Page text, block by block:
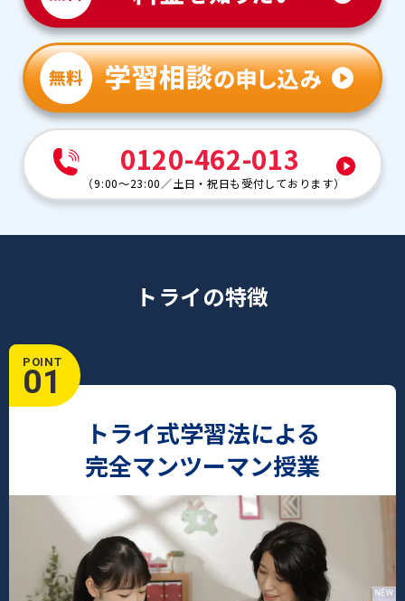
0120-462-013
（9:00～23:00 ／土日・祝日も受付しております）
トライの特徴
POINT
01
トライ式学習法による
完全マンツーマン授業